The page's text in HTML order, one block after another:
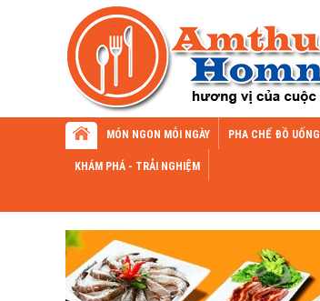
MÓN NGON MỖI NGÀY PHA CHẾ ĐỒ UỐNG
KHÁM PHÁ - TRẢI NGHIỆM